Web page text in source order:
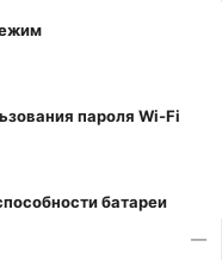
пароля Wi-Fi
батареи
—